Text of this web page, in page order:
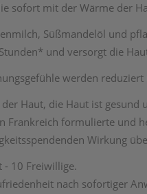
sofort mit der Wärme der
Süßmandelöl und
und versorgt die
werden
Haut, die Haut ist gesund
Frankreich formulierte und
Wirkung
- 10 Freiwillige.
nach sofortiger